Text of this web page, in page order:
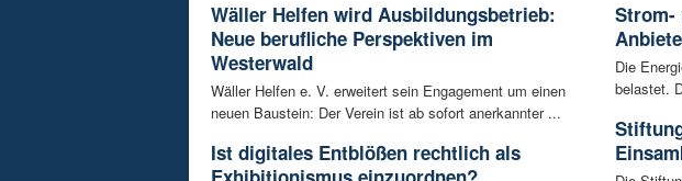
Wäller Helfen wird Ausbildungsbetrieb:
Neue berufliche Perspektiven im
Westerwald
Wäller Helfen e. V. erweitert sein Engagement um einen
neuen Baustein: Der Verein ist ab sofort anerkannter ...
Ist digitales Entblößen rechtlich als
Strom-
Die
belastet.